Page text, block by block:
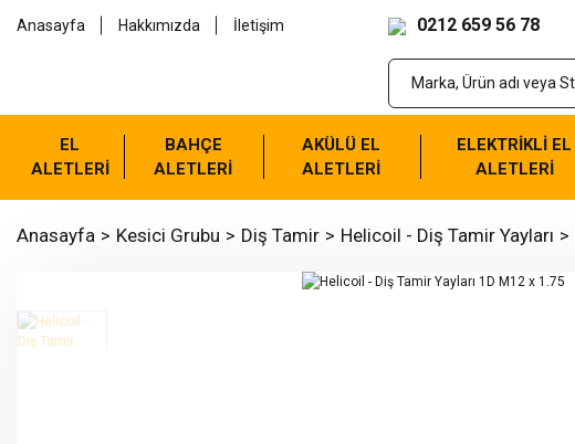
Anasayfa Hakkımızda İletişim 0212 659 56 78
EL
ALETLERİ
BAHÇE
ALETLERİ
AKÜLÜ EL
ALETLERİ
ELEKTRİKLİ EL
ALETLERİ
Anasayfa Kesici Grubu Diş Tamir Helicoil - Diş Tamir Yayları